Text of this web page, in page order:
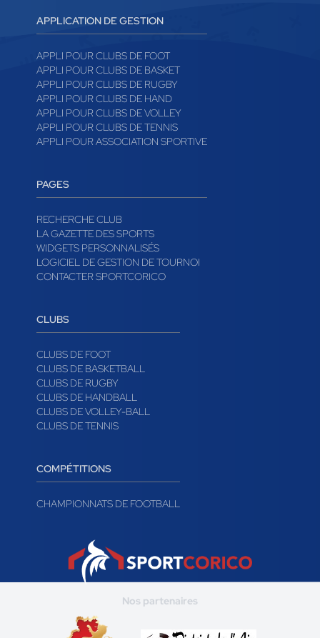
APPLICATION DE GESTION
APPLI POUR CLUBS DE FOOT
APPLI POUR CLUBS DE BASKET
APPLI POUR CLUBS DE RUGBY
APPLI POUR CLUBS DE HAND
APPLI POUR CLUBS DE VOLLEY
APPLI POUR CLUBS DE TENNIS
APPLI POUR ASSOCIATION SPORTIVE
PAGES
RECHERCHE CLUB
LA GAZETTE DES SPORTS
WIDGETS PERSONNALISÉS
LOGICIEL DE GESTION DE TOURNOI
CONTACTER SPORTCORICO
CLUBS
CLUBS DE FOOT
CLUBS DE BASKETBALL
CLUBS DE RUGBY
CLUBS DE HANDBALL
CLUBS DE VOLLEY-BALL
CLUBS DE TENNIS
COMPÉTITIONS
CHAMPIONNATS DE FOOTBALL
Nos partenaires